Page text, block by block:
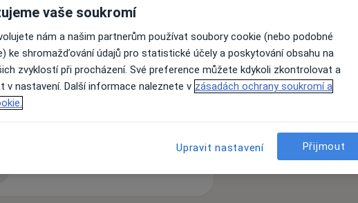
i jejím kombinovaní
Blue care s.r.o., kde se
péči formou manažerských
zdravotní péče v Dopravním
Agel). Od roku 2014 provozuje
vaše soukromí
nám a našim partnerům používat soubory cookie (nebo podobné
ke shromažďování údajů pro statistické účely a poskytování obsahu na
zvyklostí při procházení. Své preference můžete kdykoli zkontrolovat a
v nastavení. Další informace naleznete v zásadách ochrany soukromí a
Upravit nastavení Přijmout